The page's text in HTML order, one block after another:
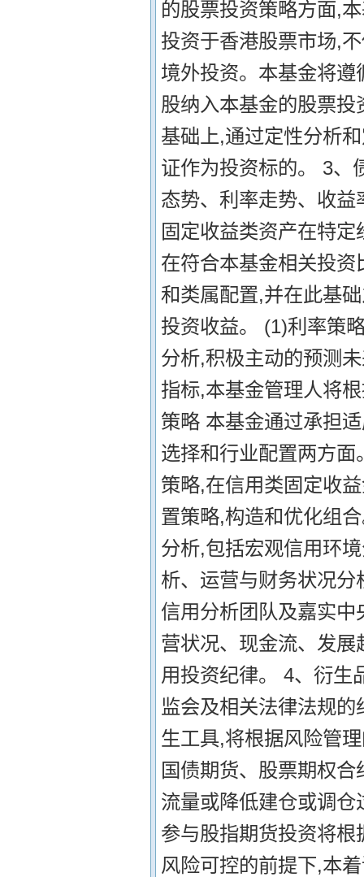
的股票投资策略方面,
投资于香港股票市场,
境外投资。本基金将
股纳入本基金的股票
基础上,通过定性分析
证作为投资标的。 3、
态势、利率走势、收
固定收益类资产在特
在符合本基金相关投
和类属配置,并在此基
投资收益。 (1)利率策
分析,积极主动的预测
指标,本基金管理人将
策略 本基金通过承担
选择和行业配置两方
策略,在信用类固定收
置策略,构造和优化组
分析,包括宏观信用环
析、运营与财务状况
信用分析团队及嘉实
营状况、现金流、发
用投资纪律。 4、衍生
监会及相关法律法规
生工具,将根据风险管
国债期货、股票期权
流量或降低建仓或调
参与股指期货投资将
风险可控的前提下,本